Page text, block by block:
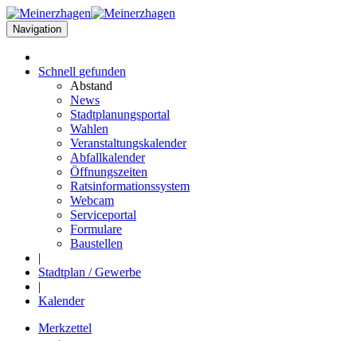
Navigation
Schnell gefunden
Abstand
News
Stadtplanungsportal
Wahlen
Veranstaltungskalender
Abfallkalender
Öffnungszeiten
Ratsinformationssystem
Webcam
Serviceportal
Formulare
Baustellen
|
Stadtplan / Gewerbe
|
Kalender
Merkzettel